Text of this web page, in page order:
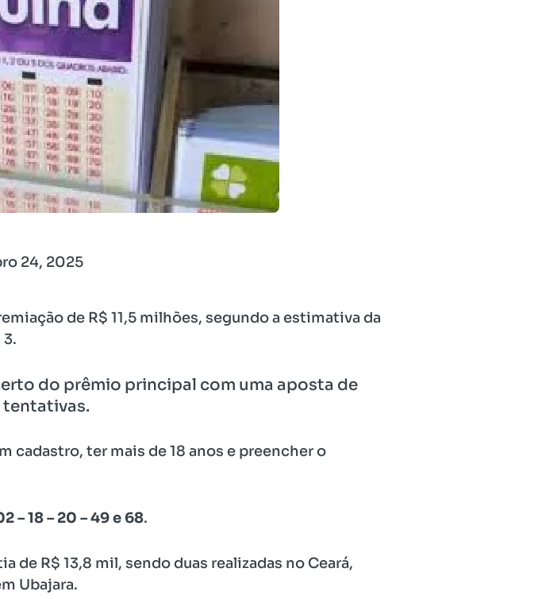
24, 2025
de R$ 11,5 milhões, segundo a estimativa da
do prêmio principal com uma aposta de
tentativas.
cadastro, ter mais de 18 anos e preencher o
– 18 – 20 – 49 e 68.
de R$ 13,8 mil, sendo duas realizadas no Ceará,
Ubajara.